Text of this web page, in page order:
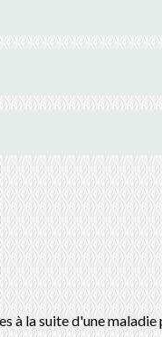
à la suite d'une